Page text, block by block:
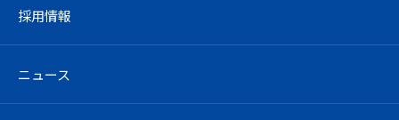
採用情報
ニュース